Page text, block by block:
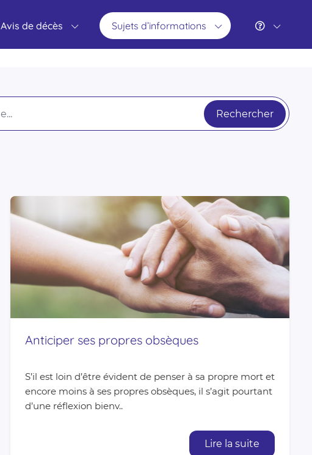
Avis de décès Sujets d’informations
Rechercher
Anticiper ses propres obsèques
S’il est loin d’être évident de penser à sa propre mort et
encore moins à ses propres obsèques, il s’agit pourtant
d’une réflexion bienv..
Lire la suite